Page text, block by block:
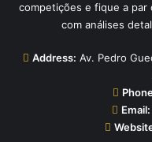
competições e fique a par
com análises
Address: Av. Pedro
Email: